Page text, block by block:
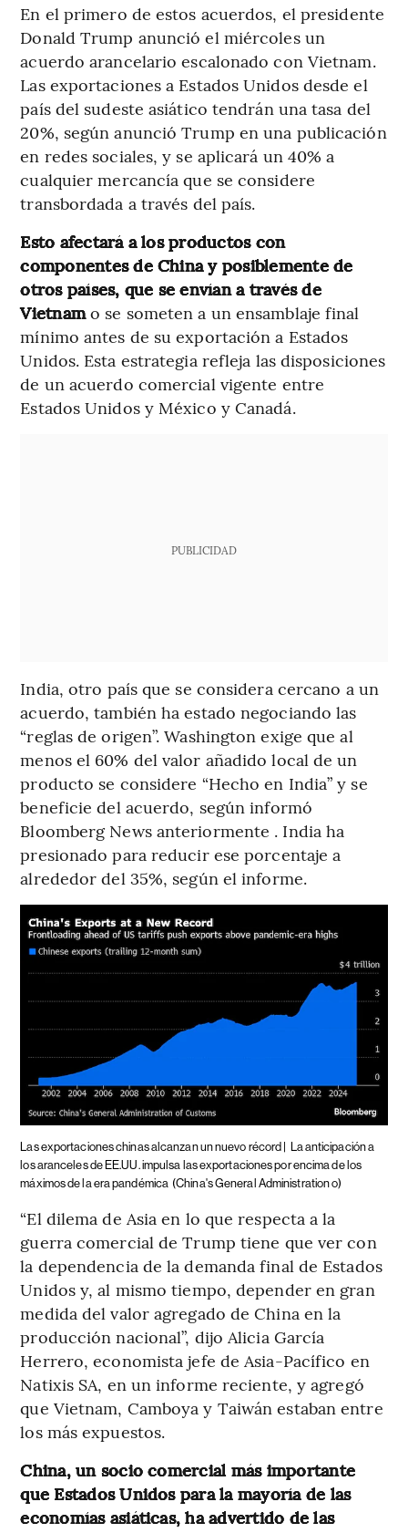
En el primero de estos acuerdos, el presidente
Donald Trump anunció el miércoles un
acuerdo arancelario escalonado con Vietnam.
Las exportaciones a Estados Unidos desde el
país del sudeste asiático tendrán una tasa del
20%, según anunció Trump en una publicación
en redes sociales, y se aplicará un 40% a
cualquier mercancía que se considere
transbordada a través del país.
Esto afectará a los productos con
componentes de China y posiblemente de
otros países, que se envían a través de
Vietnamo se someten a un ensamblaje final
mínimo antes de su exportación a Estados
Unidos. Esta estrategia refleja las disposiciones
de un acuerdo comercial vigente entre
Estados Unidos y México y Canadá.
PUBLICIDAD
India, otro país que se considera cercano a un
acuerdo, también ha estado negociando las
“reglas de origen”. Washington exige que al
menos el 60% del valor añadido local de un
producto se considere “Hecho en India” y se
beneficie del acuerdo, según informó
Bloomberg News anteriormente . India ha
presionado para reducir ese porcentaje a
alrededor del 35%, según el informe.
Las exportaciones chinas alcanzan un nuevo récord | La anticipación a
los aranceles de EE.UU. impulsa las exportaciones por encima de los
máximos de la era pandémica (China's General Administration o)
“El dilema de Asia en lo que respecta a la
guerra comercial de Trump tiene que ver con
la dependencia de la demanda final de Estados
Unidos y, al mismo tiempo, depender en gran
medida del valor agregado de China en la
producción nacional”, dijo Alicia García
Herrero, economista jefe de Asia-Pacífico en
Natixis SA, en un informe reciente, y agregó
que Vietnam, Camboya y Taiwán estaban entre
los más expuestos.
China, un socio comercial más importante
que Estados Unidos para la mayoría de las
economías asiáticas, ha advertido de las